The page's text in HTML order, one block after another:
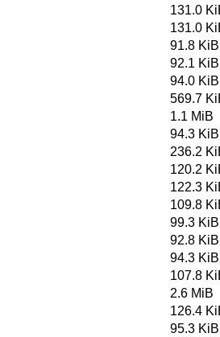
131.0
131.0
91.8 KiB
92.1 KiB
94.0 KiB
569.7
1.1 MiB
94.3 KiB
236.2
120.2
122.3
109.8
99.3 KiB
92.8 KiB
94.3 KiB
107.8
2.6 MiB
126.4
95.3 KiB